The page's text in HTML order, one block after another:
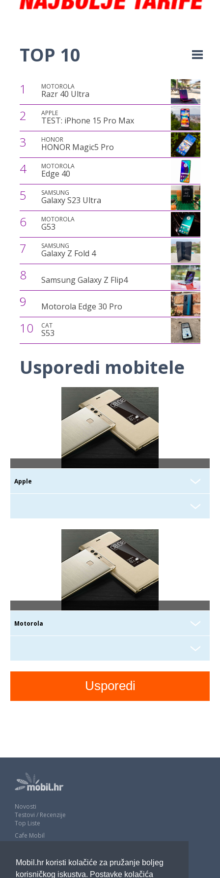
Mobil.hr koristi kolačiće za pružanje boljeg
korisničkog iskustva. Postavke kolačića
TOP 10
1 MOTOROLA
Razr 40 Ultra
2 APPLE
TEST: iPhone 15 Pro Max
3 HONOR
HONOR Magic5 Pro
4 MOTOROLA
Edge 40
5 SAMSUNG
Galaxy S23 Ultra
6 MOTOROLA
G53
7 SAMSUNG
Galaxy Z Fold 4
8 Samsung Galaxy Z Flip4
9 Motorola Edge 30 Pro
10 CAT
S53
Usporedi mobitele
Novosti
Testovi / Recenzije
Top Liste
Cafe Mobil
Impressum
Marketing